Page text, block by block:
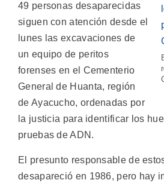
49 personas desaparecidas
siguen con atención desde el
lunes las excavaciones de
un equipo de peritos
forenses en el Cementerio
General de Huanta, región
de Ayacucho, ordenadas por
la justicia para identificar los
pruebas de ADN.
El presunto responsable de
desapareció en 1986, pero hay